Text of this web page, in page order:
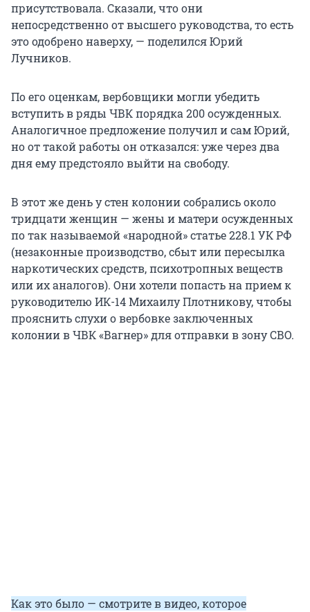
присутствовала. Сказали, что они
непосредственно от высшего руководства, то есть
это одобрено наверху, — поделился Юрий
Лучников.
По его оценкам, вербовщики могли убедить
вступить в ряды ЧВК порядка 200 осужденных.
Аналогичное предложение получил и сам Юрий,
но от такой работы он отказался: уже через два
дня ему предстояло выйти на свободу.
В этот же день у стен колонии собрались около
тридцати женщин — жены и матери осужденных
по так называемой «народной» статье 228.1 УК РФ
(незаконные производство, сбыт или пересылка
наркотических средств, психотропных веществ
или их аналогов). Они хотели попасть на прием к
руководителю ИК-14 Михаилу Плотникову, чтобы
прояснить слухи о вербовке заключенных
колонии в ЧВК «Вагнер» для отправки в зону СВО.
Как это было — смотрите в видео, которое